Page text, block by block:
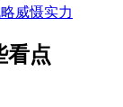
威慑实力
看点